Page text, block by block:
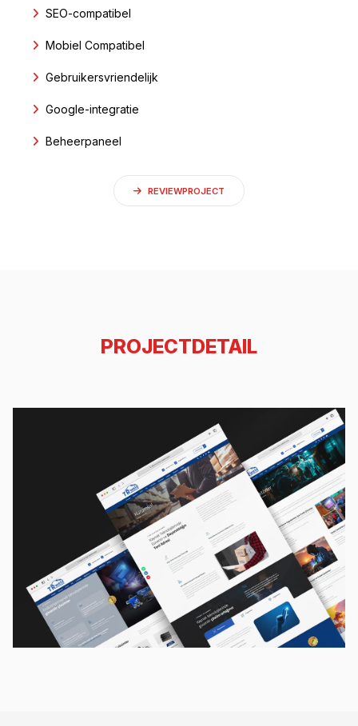
SEO-compatibel
Mobiel Compatibel
Gebruikersvriendelijk
Google-integratie
Beheerpaneel
REVIEWPROJECT
PROJECTDETAIL